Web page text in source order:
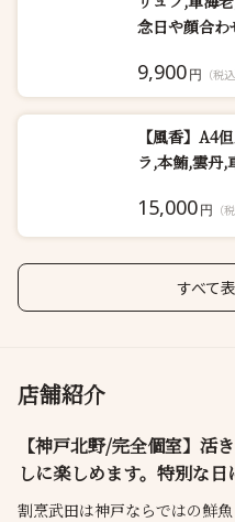
念日や顔合わ
9,900円 （税込
【風香】A4
ラ,本鮪,雲丹,
15,000円 （
すべて
店舗紹介
【神戸北野/完全個室】活
しに楽しめます。特別な
割烹武田は神戸ならではの鮮